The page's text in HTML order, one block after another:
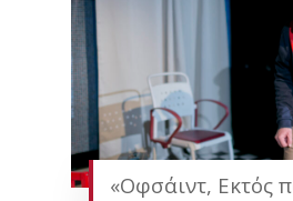
«Οφσάιντ, Εκτός